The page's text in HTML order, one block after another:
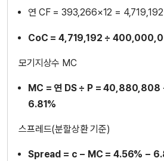
연 CF = 393,266×12 = 4,719,192
CoC = 4,719,192 ÷
모기지상수 MC
MC = 연 DS ÷ P =
6.81%
스프레드(분할상환 기준)
Spread = c − MC = 4.56% −